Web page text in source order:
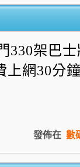
330架巴
上網30分
發佈在 數